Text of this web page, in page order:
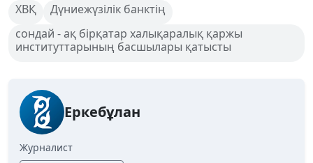
ХВҚ
Дүниежүзілік банктің
сондай - ақ бірқатар халықаралық қаржы
институттарының басшылары қатысты
Еркебұлан
Журналист